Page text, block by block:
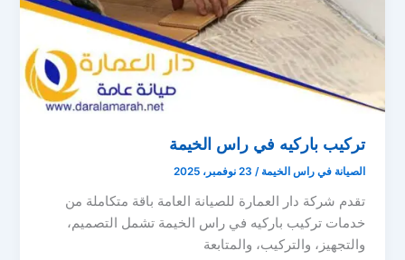
تركيب باركيه في راس الخيمة
الصيانة في راس الخيمة / 23 نوفمبر، 2025
تقدم شركة دار العمارة للصيانة العامة باقة متكاملة من
خدمات تركيب باركيه في راس الخيمة تشمل التصميم،
والتجهيز، والتركيب، والمتابعة